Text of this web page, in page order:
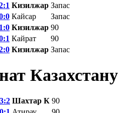
Кизилжар Запас
Кайсар
Запас
1:0 Кизилжар 90
Кайрат
90
Кизилжар Запас
Казахстану
3:2 Шахтар К 90